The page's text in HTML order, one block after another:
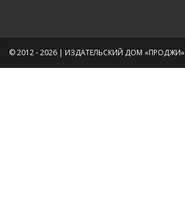
© 2012 - 2026 | ИЗДАТЕЛЬСКИЙ ДОМ «ПРОДЖИ»